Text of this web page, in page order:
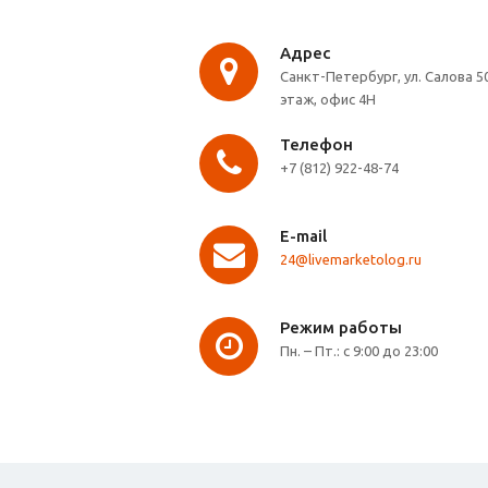
Адрес
Санкт-Петербург, ул. Салова
этаж, офис 4Н
Телефон
+7 (812) 922-48-74
E-mail
24@livemarketolog.ru
Режим работы
Пн. – Пт.: с 9:00 до 23:00